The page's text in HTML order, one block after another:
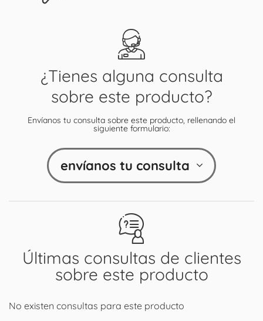
Últimas consultas de clientes
sobre este producto
No existen consultas para este producto
¿Tienes alguna consulta
sobre este producto?
Envíanos tu consulta sobre este producto, rellenando el
siguiente formulario:
envíanos tu consulta